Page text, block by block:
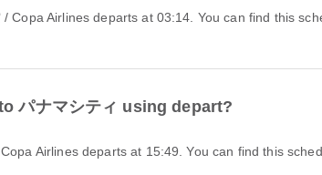
パナマシティ using depart?